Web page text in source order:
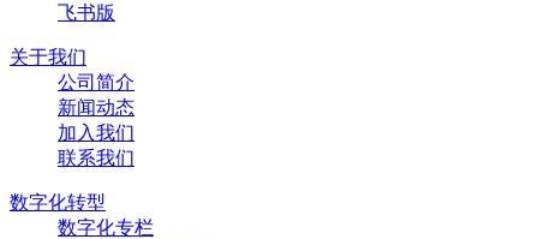
飞书版
关于我们
公司简介
新闻动态
加入我们
联系我们
数字化转型
数字化专栏